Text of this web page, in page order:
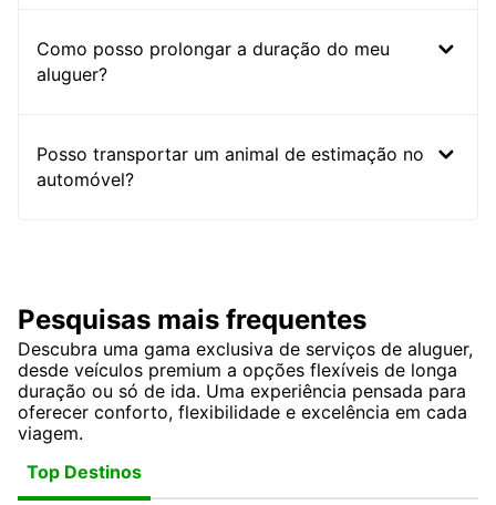
Como posso prolongar a duração do meu
aluguer?
Posso transportar um animal de estimação no
automóvel?
Pesquisas mais frequentes
Descubra uma gama exclusiva de serviços de aluguer,
desde veículos premium a opções flexíveis de longa
duração ou só de ida. Uma experiência pensada para
oferecer conforto, flexibilidade e excelência em cada
viagem.
Top Destinos